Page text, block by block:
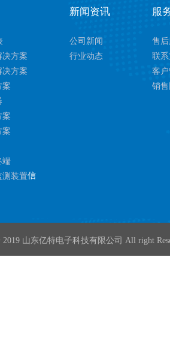
决方案
决方案
案
案
案
端
测装置
新闻资讯
公司新闻
行业动态
服
售
联
客
销
信
2019 山东亿特电子科技有限公司 All right